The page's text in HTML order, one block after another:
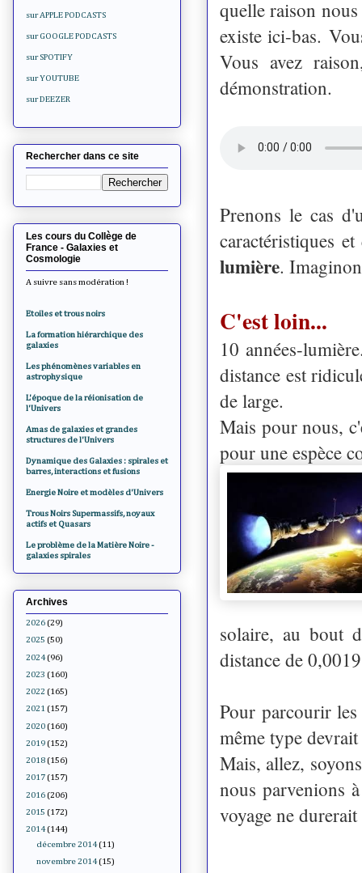
quelle raison
existe ici-bas.
Vous avez
démonstration.
Prenons le cas
caractéristiques
lumière.
C'est loin...
10 années-
distance est
de large.
Mais pour nous,
pour une espèce
solaire, au bout
distance de
Pour parcourir
même type
Mais, allez,
nous parvenions
voyage ne
sur APPLE PODCASTS
sur GOOGLE PODCASTS
sur SPOTIFY
sur YOUTUBE
sur DEEZER
Rechercher dans ce site
Les cours du Collège de
France - Galaxies et
Cosmologie
A suivre sans modération !
Etoiles et trous noirs
La formation hiérarchique des
galaxies
Les phénomènes variables en
astrophysique
L'époque de la réionisation de
l'Univers
Amas de galaxies et grandes
structures de l'Univers
Dynamique des Galaxies : spirales et
barres, interactions et fusions
Energie Noire et modèles d'Univers
Trous Noirs Supermassifs, noyaux
actifs et Quasars
Le problème de la Matière Noire -
galaxies spirales
Archives
2026 (29)
2025 (50)
2024 (96)
2023 (160)
2022 (165)
2021 (157)
2020 (160)
2019 (152)
2018 (156)
2017 (157)
2016 (206)
2015 (172)
2014 (144)
décembre 2014 (11)
novembre 2014 (15)